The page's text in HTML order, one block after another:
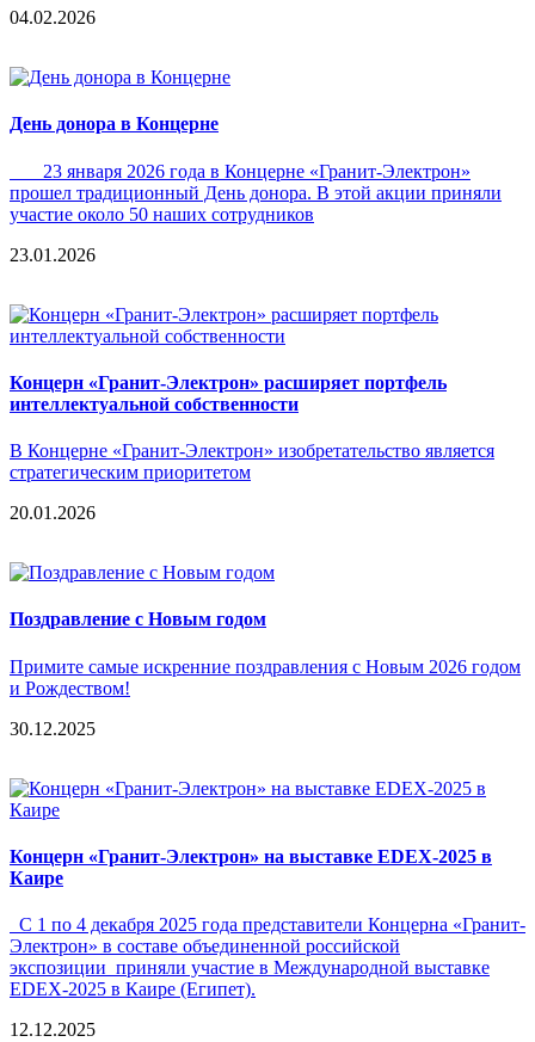
04.02.2026
День донора в Концерне
23 января 2026 года в Концерне «Гранит-Электрон»
прошел традиционный День донора. В этой акции приняли
участие около 50 наших сотрудников
23.01.2026
Концерн «Гранит-Электрон» расширяет портфель
интеллектуальной собственности
В Концерне «Гранит-Электрон» изобретательство является
стратегическим приоритетом
20.01.2026
Поздравление с Новым годом
Примите самые искренние поздравления с Новым 2026 годом
и Рождеством!
30.12.2025
Концерн «Гранит-Электрон» на выставке EDEX-2025 в
Каире
С 1 по 4 декабря 2025 года представители Концерна «Гранит-
Электрон» в составе объединенной российской
экспозиции приняли участие в Международной выставке
EDEX-2025 в Каире (Египет).
12.12.2025